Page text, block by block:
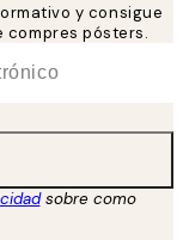
y consigue
compres pósters.
sobre como